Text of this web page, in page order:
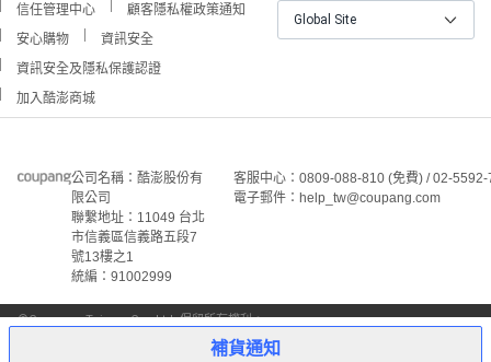
補貨通知
信任管理中心
顧客隱私權政策通知
安心購物
資訊安全
資訊安全及隱私保護認證
加入酷澎商城
Global Site
公司名稱：酷澎股份有
限公司
聯繫地址：11049 台北
市信義區信義路五段7
號13樓之1
統編：91002999
客服中心：0809-088-810 (免費) / 02-
電子郵件：help_tw@coupang.com
©Coupang Taiwan Co., Ltd. 保留所有權利。
限公司和/或其在美國和其他國家/地區註冊之關聯公司之所